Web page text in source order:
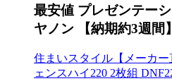
最安値 プレゼンテー
ヤノン 【納期約3週間
住まいスタイル【メーカ
ェンスハイ220 2枚組